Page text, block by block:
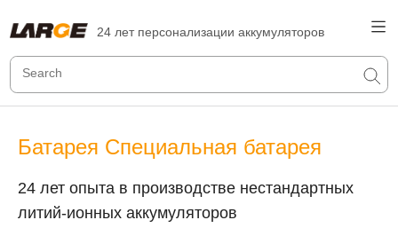
24 лет персонализации аккумуляторов
Батарея Специальная батарея
24 лет опыта в производстве нестандартных
литий-ионных аккумуляторов